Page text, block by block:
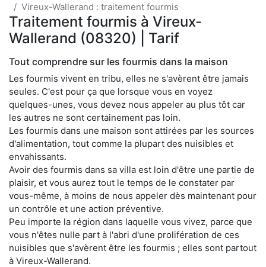
Vireux-Wallerand : traitement fourmis
Traitement fourmis à Vireux-
Wallerand (08320) | Tarif
Tout comprendre sur les fourmis dans la maison
Les fourmis vivent en tribu, elles ne s'avèrent être jamais
seules. C'est pour ça que lorsque vous en voyez
quelques-unes, vous devez nous appeler au plus tôt car
les autres ne sont certainement pas loin.
Les fourmis dans une maison sont attirées par les sources
d'alimentation, tout comme la plupart des nuisibles et
envahissants.
Avoir des fourmis dans sa villa est loin d'être une partie de
plaisir, et vous aurez tout le temps de le constater par
vous-même, à moins de nous appeler dès maintenant pour
un contrôle et une action préventive.
Peu importe la région dans laquelle vous vivez, parce que
vous n'êtes nulle part à l'abri d'une prolifération de ces
nuisibles que s'avèrent être les fourmis ; elles sont partout
à Vireux-Wallerand.